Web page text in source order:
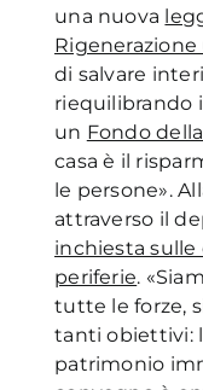
una nuova
Rigenerazione
di salvare
riequilibrando
un Fondo
casa è il
le persone».
attraverso il
inchiesta sulle
periferie.
tutte le forze,
tanti obiettivi:
patrimonio